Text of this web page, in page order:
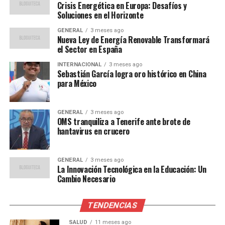
frontera y ha reforzado los controles migratorios. Sin
embargo, estas medidas han sido criticadas por
organizaciones de derechos humanos que argumentan
que no abordan las causas fundamentales de la
En un comunicado reciente, la Comisión Nacional de los
Derechos Humanos (CNDH) instó a las autoridades a
implementar políticas que respeten los derechos de los
migrantes y ofrezcan soluciones a largo plazo.
“Es crucial que se priorice
la protección de los
derechos humanos y se
busquen soluciones
integrales,”
Crisis Energética en Europa: Desafíos y
Soluciones en el Horizonte
GENERAL 3 meses ago
Nueva Ley de Energía Renovable Transformará
el Sector en España
INTERNACIONAL 3 meses ago
Sebastián García logra oro histórico en China
para México
GENERAL 3 meses ago
OMS tranquiliza a Tenerife ante brote de
hantavirus en crucero
GENERAL 3 meses ago
La Innovación Tecnológica en la Educación: Un
Cambio Necesario
TENDENCIAS
SALUD 11 meses ago